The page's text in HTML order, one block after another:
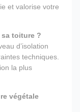
et valorise votre
toiture ?
d’isolation
techniques.
la plus
végétale